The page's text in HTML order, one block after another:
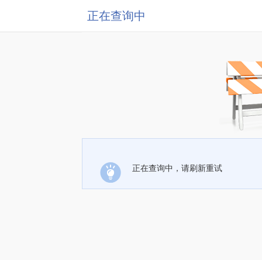
正在查询中
正在查询中，请刷新重试